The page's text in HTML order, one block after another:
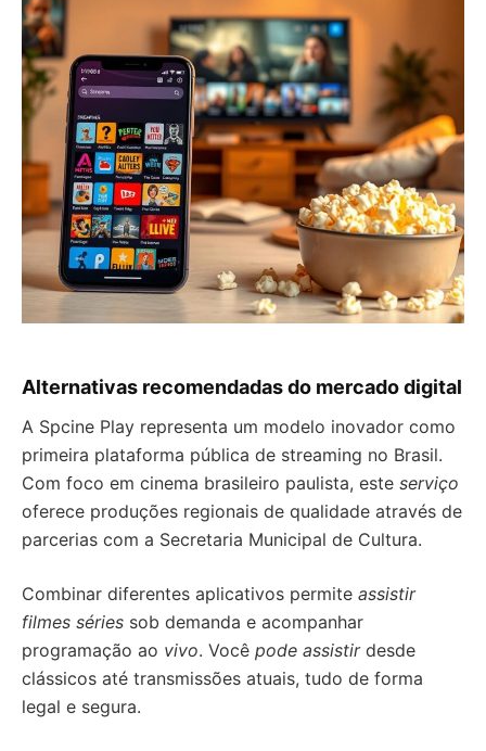
Alternativas recomendadas do mercado digital
A Spcine Play representa um modelo inovador como
primeira plataforma pública de streaming no Brasil.
Com foco em cinema brasileiro paulista, este serviço
oferece produções regionais de qualidade através de
parcerias com a Secretaria Municipal de Cultura.
Combinar diferentes aplicativos permite assistir
filmes séries sob demanda e acompanhar
programação ao vivo. Você pode assistirdesde
clássicos até transmissões atuais, tudo de forma
legal e segura.